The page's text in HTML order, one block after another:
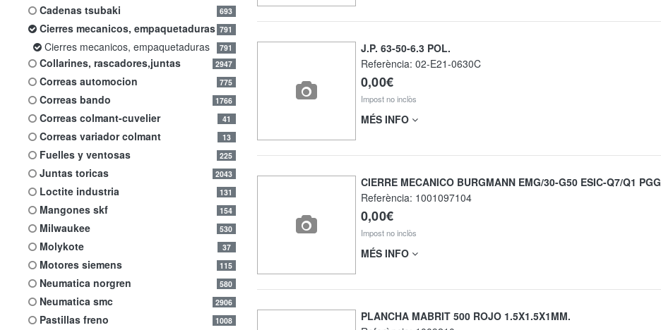
cadenas tsubaki 693
cierres mecanicos, empaquetaduras 791
cierres mecanicos, empaquetaduras 791
collarines, rascadores,juntas 2947
correas automocion 775
correas bando 1766
correas colmant-cuvelier 41
correas variador colmant 13
fuelles y ventosas 225
juntas toricas 2043
loctite industria 131
mangones skf 154
milwaukee 530
molykote 37
motores siemens 115
neumatica norgren 580
neumatica smc 2906
pastillas freno 1008
J.P. 63-50-6.3 POL.
Referència: 02-E21-0630C
0,00€
Impost no inclòs
MÉS INFO
CIERRE MECANICO BURGMANN EMG/30-G50 ESIC-Q7/Q1 PGG
Referència: 1001097104
0,00€
Impost no inclòs
MÉS INFO
PLANCHA MABRIT 500 ROJO 1.5X1.5X1MM.